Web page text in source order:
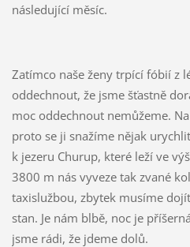
následující měsíc.
Zatímco naše ženy trpící fóbií z
oddechnout, že jsme šťastně
moc oddechnout nemůžeme.
proto se ji snažíme nějak
k jezeru Churup, které leží ve
3800 m nás vyveze tak zvané
taxislužbou, zbytek musíme
stan. Je nám blbě, noc je
jsme rádi, že jdeme dolů.